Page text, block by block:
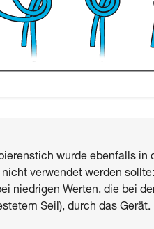
wurde ebenfalls
verwendet werden
niedrigen Werten, die bei
Seil), durch das Gerät.